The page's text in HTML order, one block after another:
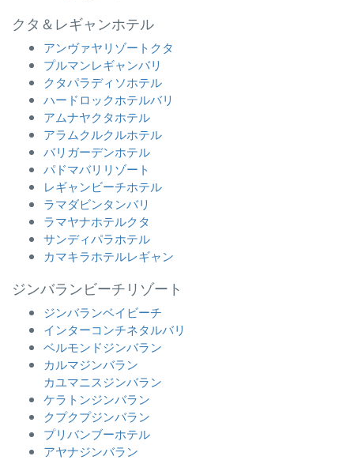
クタ＆レギャンホテル
アンヴァヤリゾートクタ
プルマンレギャンバリ
クタパラディソホテル
ハードロックホテルバリ
アムナヤクタホテル
アラムクルクルホテル
バリガーデンホテル
パドマバリリゾート
レギャンビーチホテル
ラマダビンタンバリ
ラマヤナホテルクタ
サンディパラホテル
カマキラホテルレギャン
ジンバランビーチリゾート
ジンバランベイビーチ
インターコンチネタルバリ
ベルモンドジンバラン
カルマジンバラン
カユマニスジンバラン
ケラトンジンバラン
クプクプジンバラン
プリバンブーホテル
アヤナジンバラン